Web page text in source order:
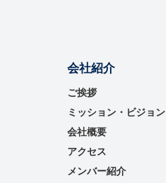
会社紹介
ご挨拶
ミッション・ビジョン
会社概要
アクセス
メンバー紹介